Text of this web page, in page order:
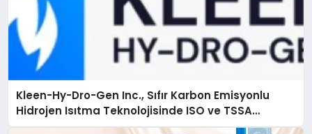
Kleen-Hy-Dro-Gen Inc., Sıfır Karbon Emisyonlu
Hidrojen Isıtma Teknolojisinde ISO ve TSSA
Düzenleyici Onaylarını Aldı